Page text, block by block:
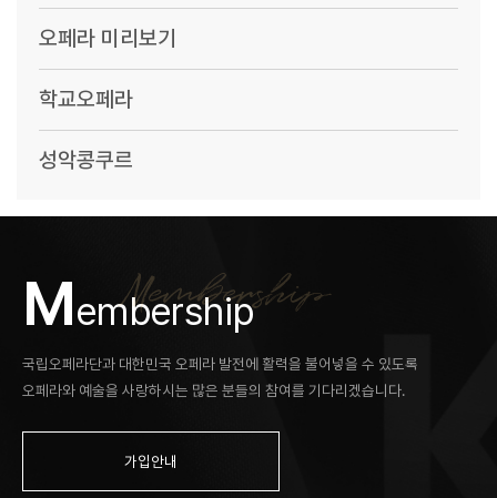
오페라 미리보기
학교오페라
성악콩쿠르
Membership
국립오페라단과 대한민국 오페라 발전에 활력을 불어넣을 수 있도록
오페라와 예술을 사랑하시는 많은 분들의 참여를 기다리겠습니다.
가입안내